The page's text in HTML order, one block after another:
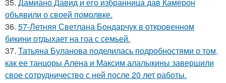
35. Дамиано Давид и его избранница дав Камерон
объявили о своей помолвке.
36. 57-Летняя Светлана Бондарчук в откровенном
бикини отдыхает на гоа с семьей.
37. Татьяна Буланова поделилась подробностями о том,
как ее танцоры Алена и Максим алалыкины завершили
свое сотрудничество с ней после 20 лет работы.